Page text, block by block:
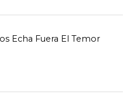
Echa Fuera El Temor